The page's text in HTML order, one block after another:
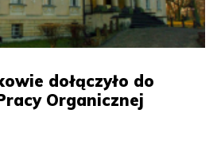
dołączyło do
Organicznej